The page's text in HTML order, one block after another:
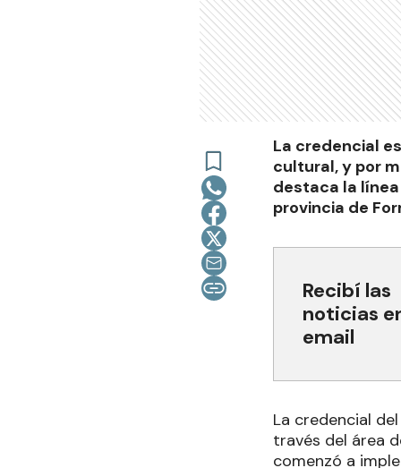
La credencial
cultural, y por
destaca la
provincia de
Recibí las
noticias
email
La credencial
través del área
comenzó a